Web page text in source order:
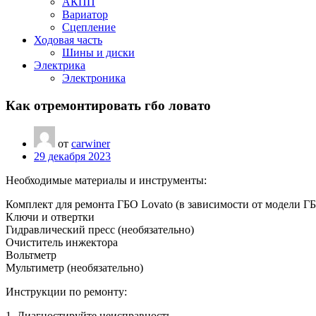
Вариатор
Сцепление
Ходовая часть
Шины и диски
Электрика
Электроника
Как отремонтировать гбо ловато
от carwiner
29 декабря 2023
Необходимые материалы и инструменты:
Комплект для ремонта ГБО Lovato (в зависимости от модели
Ключи и отвертки
Гидравлический пресс (необязательно)
Очиститель инжектора
Вольтметр
Мультиметр (необязательно)
Инструкции по ремонту: